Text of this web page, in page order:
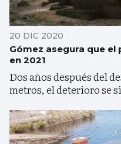
20 DIC 2020
Gómez asegura que el
en 2021
Dos años después del
metros, el deterioro se